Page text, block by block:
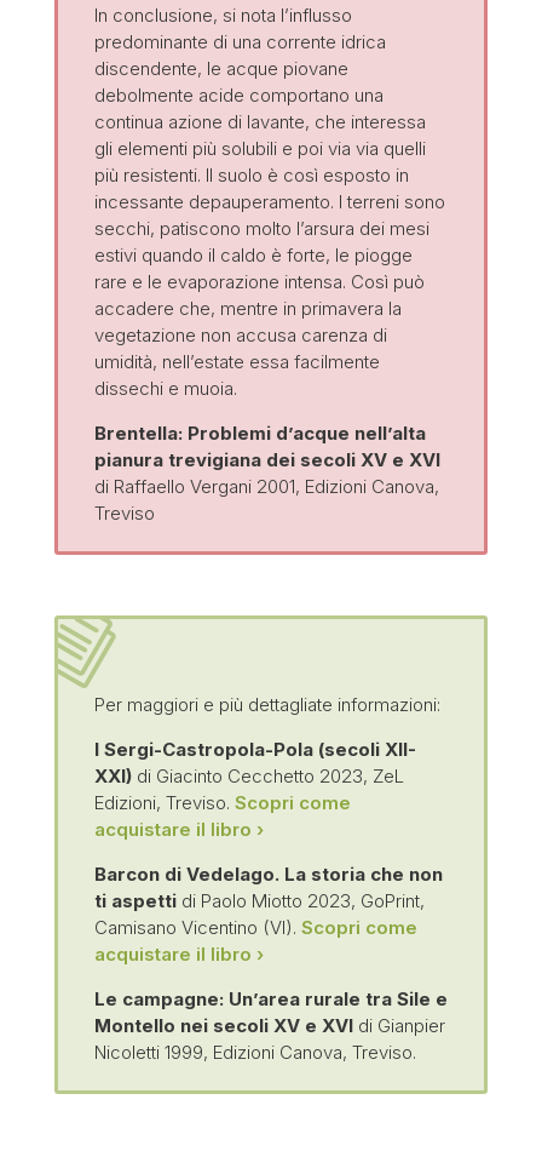
In conclusione, si nota l’influsso
predominante di una corrente idrica
discendente, le acque piovane
debolmente acide comportano una
continua azione di lavante, che interessa
gli elementi più solubili e poi via via quelli
più resistenti. Il suolo è così esposto in
incessante depauperamento. I terreni sono
secchi, patiscono molto l’arsura dei mesi
estivi quando il caldo è forte, le piogge
rare e le evaporazione intensa. Così può
accadere che, mentre in primavera la
vegetazione non accusa carenza di
umidità, nell’estate essa facilmente
dissechi e muoia.
Brentella: Problemi d’acque nell’alta
pianura trevigiana dei secoli XV e XVI
di Raffaello Vergani 2001, Edizioni Canova,
Treviso
Per maggiori e più dettagliate informazioni:
I Sergi-Castropola-Pola (secoli XII-
XXI) di Giacinto Cecchetto 2023, ZeL
Edizioni, Treviso. Scopri come
acquistare il libro ›
Barcon di Vedelago. La storia che non
ti aspetti di Paolo Miotto 2023, GoPrint,
Camisano Vicentino (VI). Scopri come
acquistare il libro ›
Le campagne: Un’area rurale tra Sile e
Montello nei secoli XV e XVIdi Gianpier
Nicoletti 1999, Edizioni Canova, Treviso.